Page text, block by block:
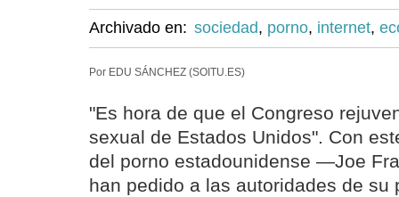
Archivado en: sociedad, porno, internet,
Por EDU SÁNCHEZ (SOITU.ES)
"Es hora de que el Congreso
sexual de Estados Unidos". Con
del porno estadounidense —Joe
han pedido a las autoridades de su